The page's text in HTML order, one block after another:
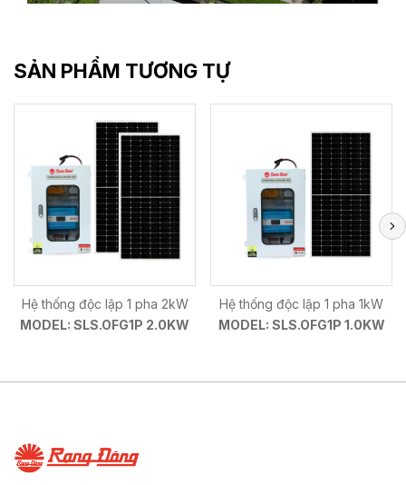
SẢN PHẨM TƯƠNG TỰ
Hệ thống độc lập 1 pha 2kW
MODEL: SLS.OFG1P 2.0KW
Hệ thống độc lập 1 pha 1kW
MODEL: SLS.OFG1P 1.0KW